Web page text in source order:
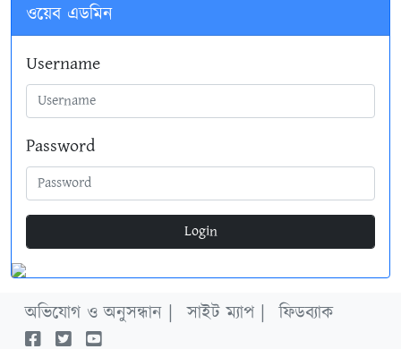
ওয়েব এডমিন
Username
Password
Login
অভিযোগ ও অনুসন্ধান | সাইট ম্যাপ | ফিডব্যাক